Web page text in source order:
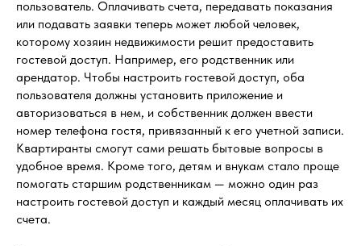
пользователь. Оплачивать счета, передавать показания
или подавать заявки теперь может любой человек,
которому хозяин недвижимости решит предоставить
гостевой доступ. Например, его родственник или
арендатор. Чтобы настроить гостевой доступ, оба
пользователя должны установить приложение и
авторизоваться в нем, и собственник должен ввести
номер телефона гостя, привязанный к его учетной записи.
Квартиранты смогут сами решать бытовые вопросы в
удобное время. Кроме того, детям и внукам стало проще
помогать старшим родственникам — можно один раз
настроить гостевой доступ и каждый месяц оплачивать их
счета.